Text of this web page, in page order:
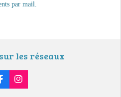
par mail.
les réseaux
F
a
I
n